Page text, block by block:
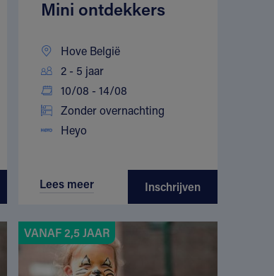
Mini ontdekkers
Hove België
2 - 5 jaar
10/08 - 14/08
Zonder overnachting
Heyo
Lees meer Inschrijven
VANAF 2,5 JAAR